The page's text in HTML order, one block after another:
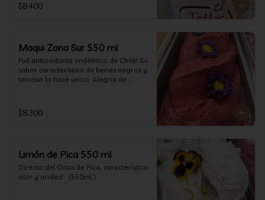
$8.400
Maqui Zona Sur 550 ml
Full antioxidante endémico de Chile! Su
sabor característico de beries negros y
terroso lo hace único. Alegría de
$8.300
Limón de Pica 550 ml
Directo del Oasis de Pica, característico
olor y acidez!   (550ml )